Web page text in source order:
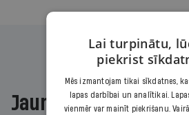
Jaunākajā žurnālā
Lai turpinātu,
piekrist
Mēs izmantojam tikai sīkdatnes,
lapas darbībai un analītikai.
vienmēr var mainīt piekrišanu.